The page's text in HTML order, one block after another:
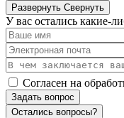
Развернуть Свернуть
У вас остались какие-
Согласен на
Задать вопрос
Остались вопросы?